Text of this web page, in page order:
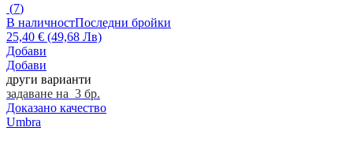
(7)
В наличностПоследни бройки
25,40 € (49,68 Лв)
Добави
Добави
други варианти
задаване на 3 бр.
Доказано качество
Umbra